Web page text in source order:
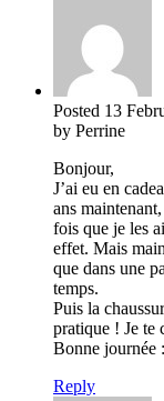
Posted 13
by Perrine
Bonjour,
J’ai eu en
ans
fois que je les
effet. Mais
que dans une
temps.
Puis la
pratique ! Je te
Bonne journée
Reply